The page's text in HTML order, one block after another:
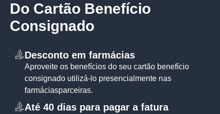
Do Cartão Benefício
Consignado
Desconto em farmácias
Aproveite os benefícios do seu cartão benefício
consignado utilizá-lo presencialmente nas
farmáciasparceiras.
Até 40 dias para pagar a fatura